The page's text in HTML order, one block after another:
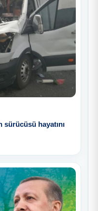
sürücüsü hayatını